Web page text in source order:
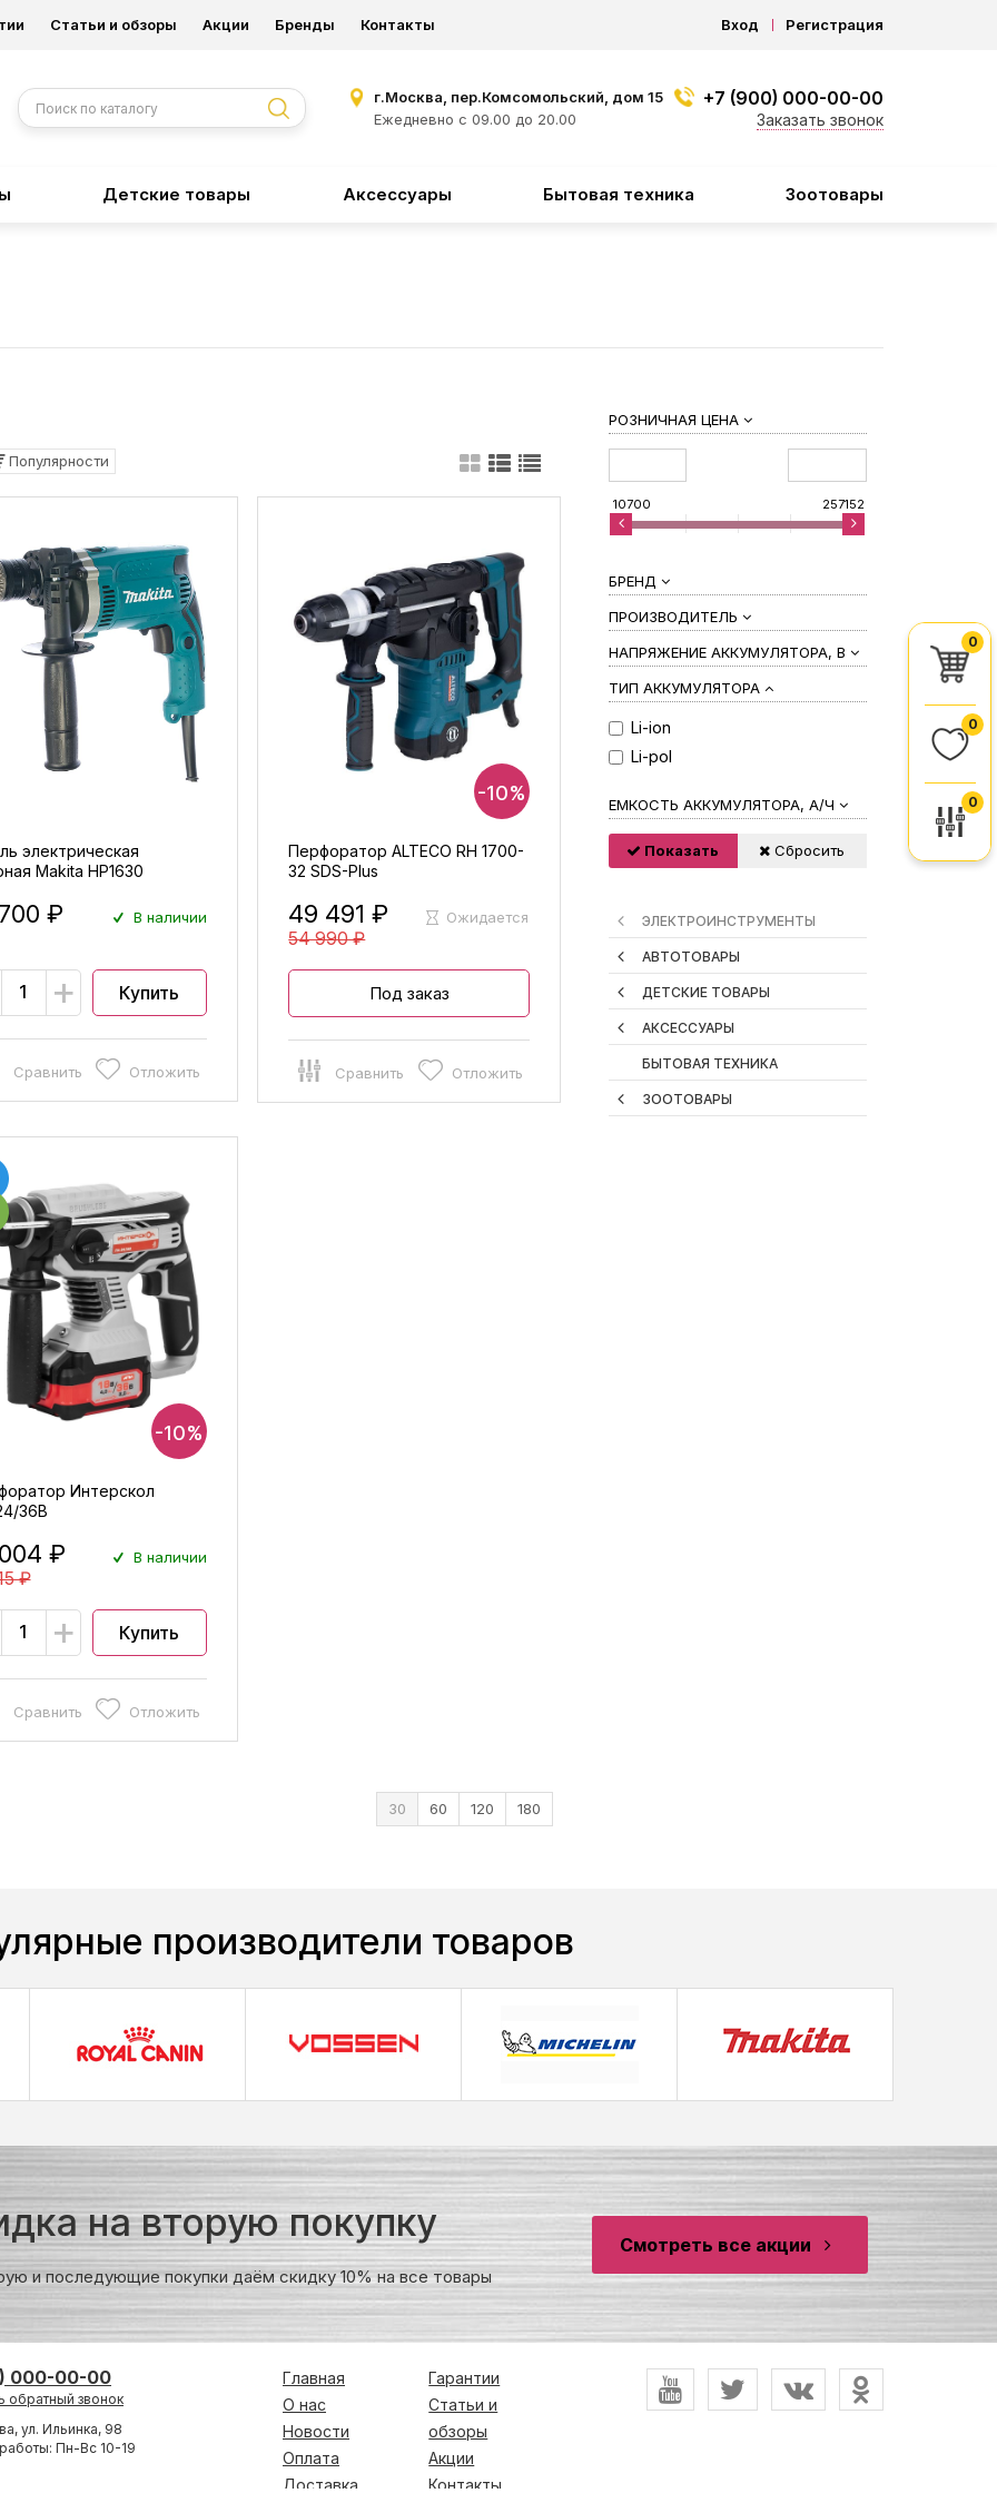
Статьи и обзоры Акции Бренды Контакты Вход Регистрация
г.Москва, пер.Комсомольский, дом 15
Ежедневно с 09.00 до 20.00
+7 (900) 000-00-00
Заказать звонок
Детские товары Аксессуары Бытовая техника Зоотовары
РОЗНИЧНАЯ ЦЕНА
10700 257152
БРЕНД
ПРОИЗВОДИТЕЛЬ
НАПРЯЖЕНИЕ АККУМУЛЯТОРА, В
ТИП АККУМУЛЯТОРА
Li-ion
Li-pol
ЕМКОСТЬ АККУМУЛЯТОРА, А/Ч
Показать Сбросить
ЭЛЕКТРОИНСТРУМЕНТЫ
АВТОТОВАРЫ
ДЕТСКИЕ ТОВАРЫ
АКСЕССУАРЫ
БЫТОВАЯ ТЕХНИКА
ЗООТОВАРЫ
Популярности
электрическая
Makita HP1630
₽ В наличии
+ Купить
Сравнить Отложить
-10%
Перфоратор ALTECO RH 1700-
32 SDS-Plus
49 491 ₽
54 990 ₽
Ожидается
Под заказ
Сравнить Отложить
-10%
Интерскол
36В
₽
₽
В наличии
+ Купить
Сравнить Отложить
30 60 120 180
производители товаров
на вторую покупку
и последующие покупки даём скидку 10% на все товары
Смотреть все акции
000-00-00
обратный звонок
ул. Ильинка, 98
Пн-Вс 10-19
Главная
О нас
Новости
Оплата
Доставка
Гарантии
Статьи и
обзоры
Акции
Контакты
0
0
0